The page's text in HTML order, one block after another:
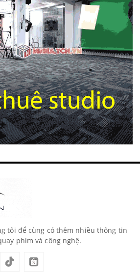
tôi để cùng có thêm nhiều thông tin
phim và công nghệ.